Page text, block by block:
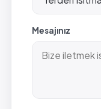
Mesajınız